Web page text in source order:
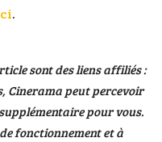
.
sont des liens affiliés :
Cinerama peut percevoir
pour vous.
fonctionnement et à